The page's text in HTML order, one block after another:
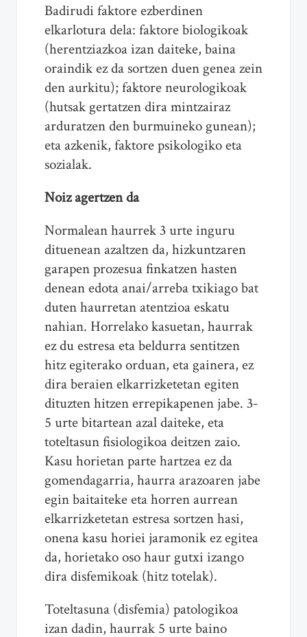
Badirudi faktore ezberdinen
elkarlotura dela: faktore biologikoak
(herentziazkoa izan daiteke, baina
oraindik ez da sortzen duen genea zein
den aurkitu); faktore neurologikoak
(hutsak gertatzen dira mintzairaz
arduratzen den burmuineko gunean);
eta azkenik, faktore psikologiko eta
sozialak.
Noiz agertzen da
Normalean haurrek 3 urte inguru
dituenean azaltzen da, hizkuntzaren
garapen prozesua finkatzen hasten
denean edota anai/arreba txikiago bat
duten haurretan atentzioa eskatu
nahian. Horrelako kasuetan, haurrak
ez du estresa eta beldurra sentitzen
hitz egiterako orduan, eta gainera, ez
dira beraien elkarrizketetan egiten
dituzten hitzen errepikapenen jabe. 3-
5 urte bitartean azal daiteke, eta
toteltasun fisiologikoa deitzen zaio.
Kasu horietan parte hartzea ez da
gomendagarria, haurra arazoaren jabe
egin baitaiteke eta horren aurrean
elkarrizketetan estresa sortzen hasi,
onena kasu horiei jaramonik ez egitea
da, horietako oso haur gutxi izango
dira disfemikoak (hitz totelak).
Toteltasuna (disfemia) patologikoa
izan dadin, haurrak 5 urte baino